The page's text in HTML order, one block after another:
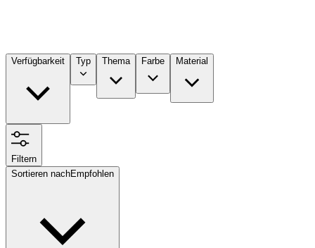
Verfügbarkeit Typ Thema Farbe Material
Filtern
Sortieren nachEmpfohlen